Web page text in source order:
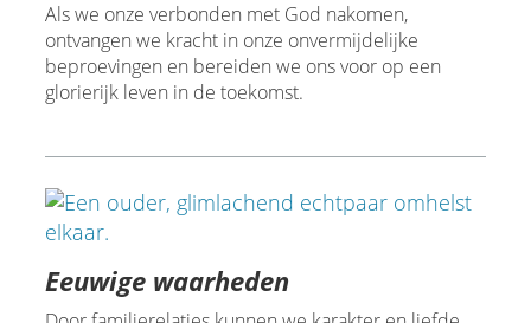
Als we onze verbonden met God nakomen,
ontvangen we kracht in onze onvermijdelijke
beproevingen en bereiden we ons voor op een
glorierijk leven in de toekomst.
Eeuwige waarheden